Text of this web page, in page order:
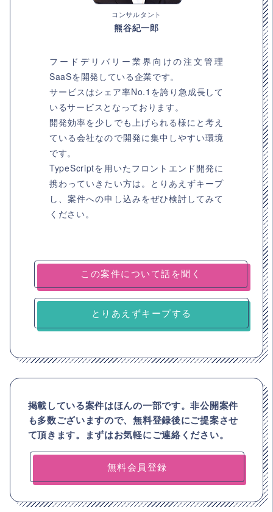
コンサルタント
熊谷紀一郎
フードデリバリー業界向けの注文管理
SaaSを開発している企業です。
サービスはシェア率No.1を誇り急成長して
いるサービスとなっております。
開発効率を少しでも上げられる様にと考え
ている会社なので開発に集中しやすい環境
です。
TypeScriptを用いたフロントエンド開発に
携わっていきたい方は。とりあえずキープ
し、案件への申し込みをぜひ検討してみて
ください。
とりあえずキープする
掲載している案件はほんの一部です。非公開案件
も多数ございますので、無料登録後にご提案させ
て頂きます。まずはお気軽にご連絡ください。
無料会員登録